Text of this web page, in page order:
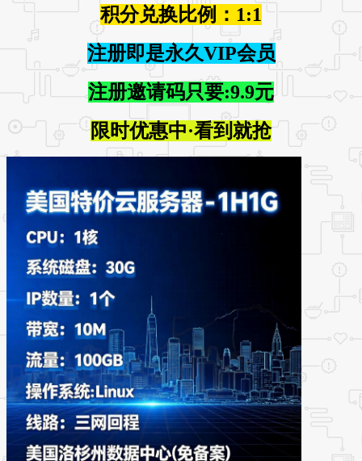
积分兑换比例：1:1
注册即是永久VIP会员
注册邀请码只要:9.9元
限时优惠中·看到就抢